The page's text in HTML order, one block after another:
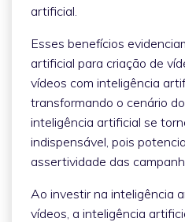
artificial.
Esses benefícios
artificial para criação de
vídeos com inteligência
transformando o cenário
inteligência artificial se
indispensável, pois
assertividade das
Ao investir na inteligência
vídeos, a inteligência